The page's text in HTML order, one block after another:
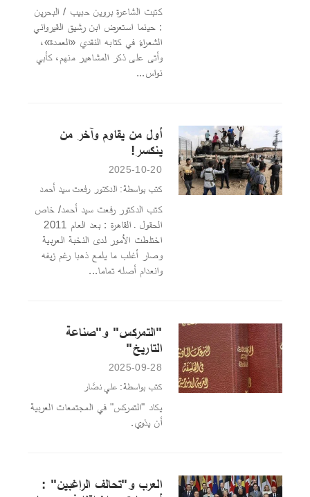
كتبت الشاعرة بروين حبيب / البحرين
: حينما استعرض ابن رشيق القيرواني
الشعراءَ في كتابه النقدي «العمدة»،
وأتى على ذكر المشاهير منهم، كأبي
نواس...
أول من يقاوم وآخر من
ينكسر!
2025-10-20
كتب بواسطة: الدكتور رفعت سيد أحمد
كتب الدكتور رفعت سيد أحمد/ خاص
الحقول ـ القاهرة : بعد العام 2011
اختلطت الأمور لدى النخبة العربية
وصار أغلب ما يلمع ذهبا رغم زيفه
وانعدام أصله تماما...
"التمركس" و"صناعة
التاريخ"
2025-09-28
كتب بواسطة: علي نصَّار
يكاد "التمركس" في المجتمعات العربية
أن يذوي.
العرب و"تحالف الراغبين" :